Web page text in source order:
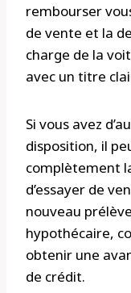
rembourser
de vente et la
charge de la
avec un titre
Si vous avez
disposition, il
complètement
d’essayer de
nouveau
hypothécaire,
obtenir une
de crédit.